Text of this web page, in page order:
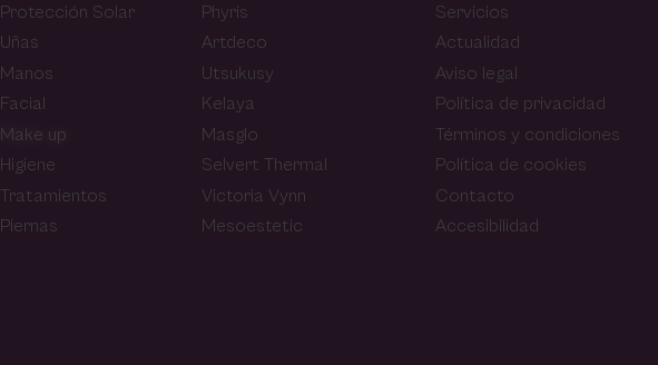
Protección Solar
Uñas
Manos
Facial
Make up
Higiene
Tratamientos
Piernas
Phyris
Artdeco
Utsukusy
Kelaya
Masglo
Selvert Thermal
Victoria Vynn
Mesoestetic
Servicios
Actualidad
Aviso legal
Política de privacidad
Términos y condiciones
Política de cookies
Contacto
Accesibilidad